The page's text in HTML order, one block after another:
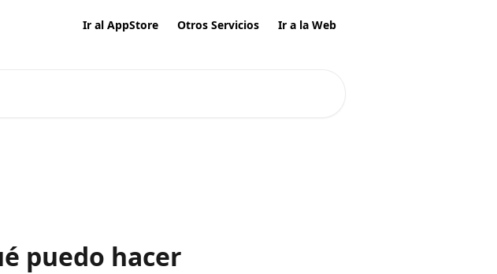
Ir al AppStore Otros Servicios Ir a la Web
puedo hacer